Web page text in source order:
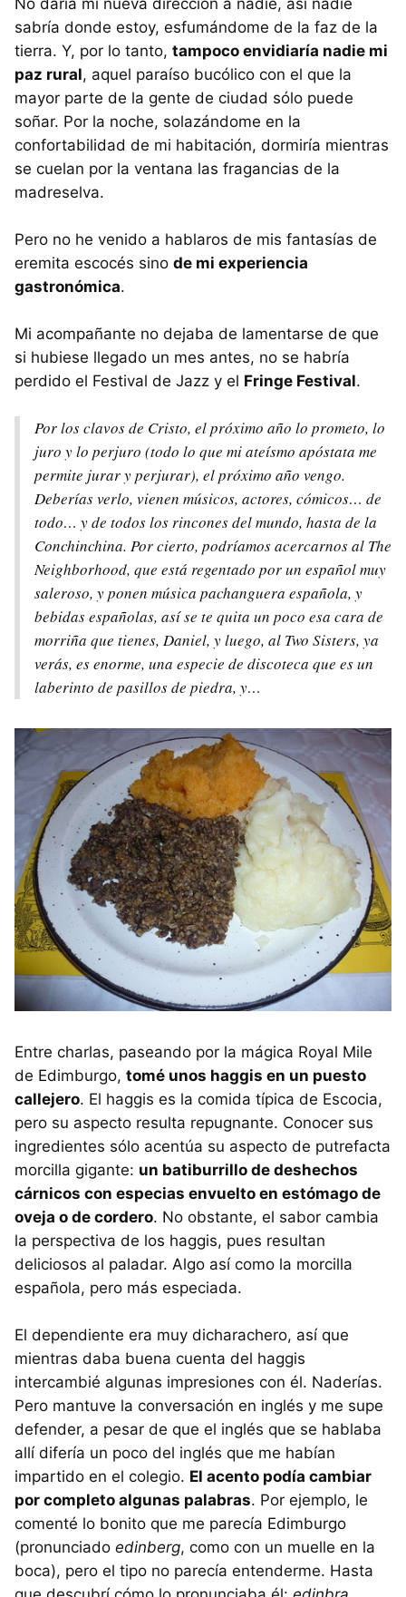
sabría donde estoy, esfumándome de la faz de la
tierra. Y, por lo tanto, tampoco envidiaría nadie mi
paz rural, aquel paraíso bucólico con el que la
mayor parte de la gente de ciudad sólo puede
soñar. Por la noche, solazándome en la
confortabilidad de mi habitación, dormiría mientras
se cuelan por la ventana las fragancias de la
madreselva.
Pero no he venido a hablaros de mis fantasías de
eremita escocés sino de mi experiencia
gastronómica.
Mi acompañante no dejaba de lamentarse de que
si hubiese llegado un mes antes, no se habría
perdido el Festival de Jazz y el Fringe Festival.
Por los clavos de Cristo, el próximo año lo prometo, lo
juro y lo perjuro (todo lo que mi ateísmo apóstata me
permite jurar y perjurar), el próximo año vengo.
Deberías verlo, vienen músicos, actores, cómicos… de
todo… y de todos los rincones del mundo, hasta de la
Conchinchina. Por cierto, podríamos acercarnos al The
Neighborhood, que está regentado por un español muy
saleroso, y ponen música pachanguera española, y
bebidas españolas, así se te quita un poco esa cara de
morriña que tienes, Daniel, y luego, al Two Sisters, ya
verás, es enorme, una especie de discoteca que es un
laberinto de pasillos de piedra, y…
Entre charlas, paseando por la mágica Royal Mile
de Edimburgo, tomé unos haggis en un puesto
callejero. El haggis es la comida típica de Escocia,
pero su aspecto resulta repugnante. Conocer sus
ingredientes sólo acentúa su aspecto de putrefacta
morcilla gigante: un batiburrillo de deshechos
cárnicos con especias envuelto en estómago de
oveja o de cordero. No obstante, el sabor cambia
la perspectiva de los haggis, pues resultan
deliciosos al paladar. Algo así como la morcilla
española, pero más especiada.
El dependiente era muy dicharachero, así que
mientras daba buena cuenta del haggis
intercambié algunas impresiones con él. Naderías.
Pero mantuve la conversación en inglés y me supe
defender, a pesar de que el inglés que se hablaba
allí difería un poco del inglés que me habían
impartido en el colegio. El acento podía cambiar
por completo algunas palabras. Por ejemplo, le
comenté lo bonito que me parecía Edimburgo
(pronunciado edinberg, como con un muelle en la
boca), pero el tipo no parecía entenderme. Hasta